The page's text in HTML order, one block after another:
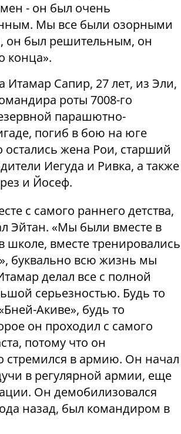
- он был очень
Мы все были озорными
он был решительным, он
конца».
Итамар Сапир, 27 лет, из Эли,
роты 7008-го
парашютно-
, погиб в бою на юге
остались жена Рои, старший
Иегуда и Ривка, а также
и Йосеф.
с самого раннего детства,
Эйтан. «Мы были вместе в
школе, вместе тренировались
буквально всю жизнь мы
делал все с полной
серьезностью. Будь то
Акиве», будь то
он проходил с самого
потому что он
стремился в армию. Он начал
в регулярной армии, еще
Он демобилизовался
назад, был командиром в